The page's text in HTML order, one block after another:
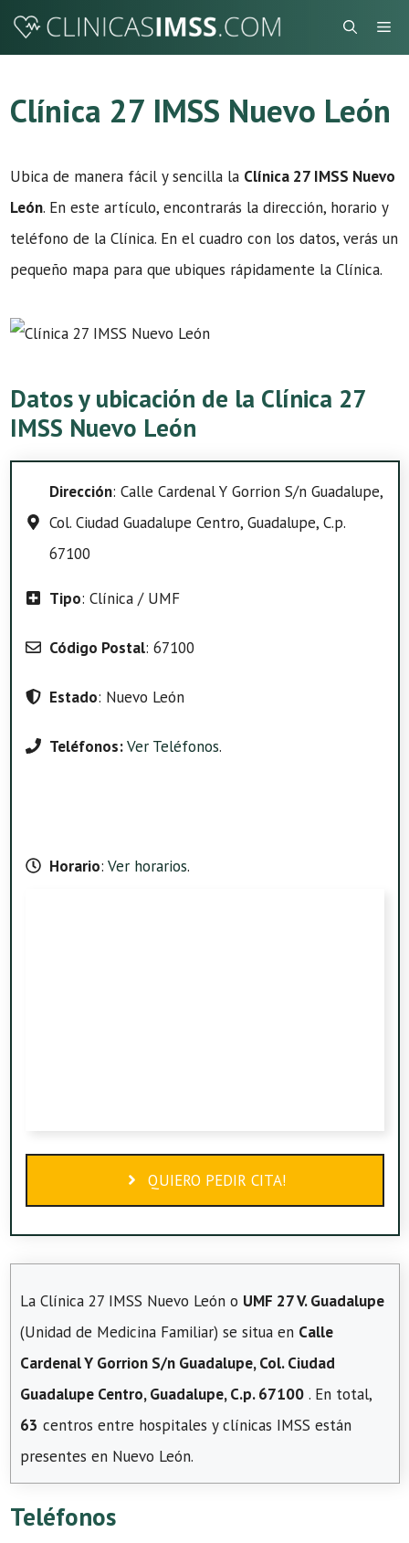
Saltar
Clínica 27 IMSS Nuevo León
Ubica de manera fácil y sencilla la Clínica 27 IMSS Nuevo
León. En este artículo, encontrarás la dirección, horario y
teléfono de la Clínica. En el cuadro con los datos, verás un
pequeño mapa para que ubiques rápidamente la Clínica.
Datos y ubicación de la Clínica 27
IMSS Nuevo León
Dirección: Calle Cardenal Y Gorrion S/n Guadalupe,
Col. Ciudad Guadalupe Centro, Guadalupe, C.p.
67100
Tipo: Clínica / UMF
Código Postal: 67100
Estado: Nuevo León
Teléfonos:Ver Teléfonos.
Horario: Ver horarios.
QUIERO PEDIR CITA!
La Clínica 27 IMSS Nuevo León o UMF 27 V. Guadalupe
(Unidad de Medicina Familiar) se situa en Calle
Cardenal Y Gorrion S/n Guadalupe, Col. Ciudad
Guadalupe Centro, Guadalupe, C.p. 67100 . En total,
63 centros entre hospitales y clínicas IMSS están
presentes en Nuevo León.
Teléfonos